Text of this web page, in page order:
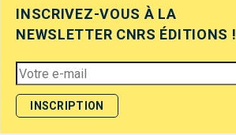
INSCRIVEZ-VOUS À LA
NEWSLETTER CNRS ÉDITIONS !